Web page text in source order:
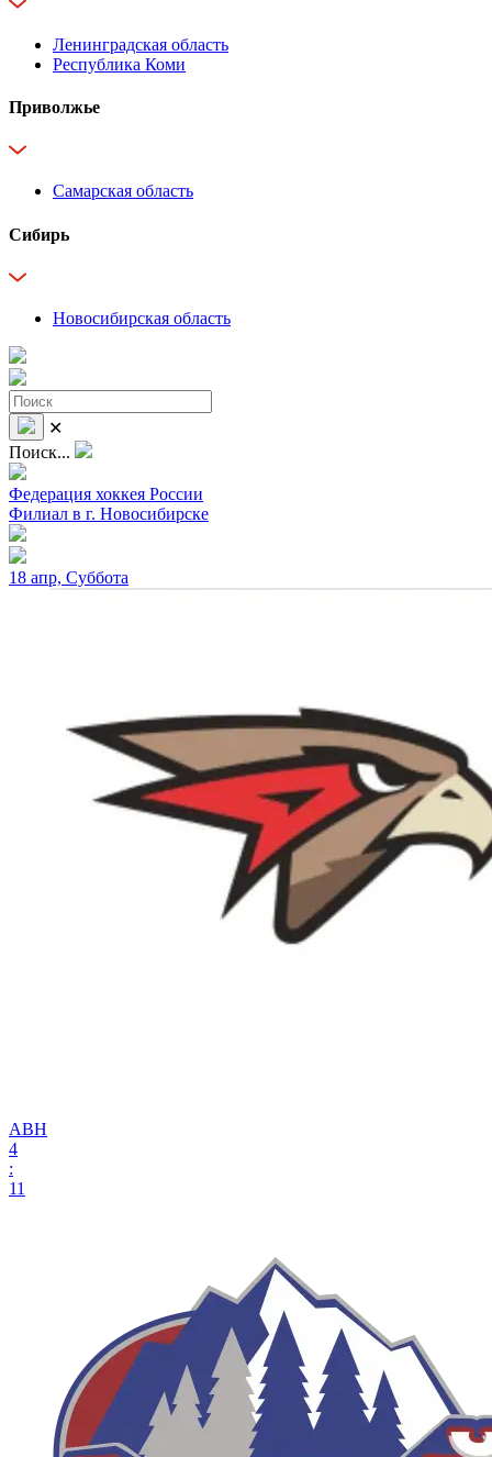
Ленинградская область
Республика Коми
Приволжье
Самарская область
Сибирь
Новосибирская область
✕
Поиск...
Федерация хоккея России
Филиал в г. Новосибирске
18 апр, Суббота
АВН
4
:
11